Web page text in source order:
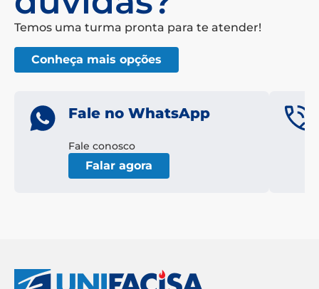
Temos uma turma pronta para te atender!
Conheça mais opções
Fale no WhatsApp
Fale conosco
Falar agora